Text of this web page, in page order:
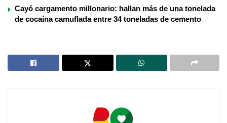
Cayó cargamento millonario: hallan más de una tonelada
de cocaína camuflada entre 34 toneladas de cemento